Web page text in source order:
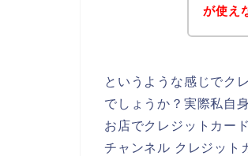
が使え
というような感じでク
でしょうか？実際私自
お店でクレジットカー
チャンネル クレジッ